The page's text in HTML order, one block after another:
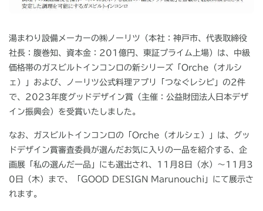
湯まわり設備メーカーの㈱ノーリツ（本社：神戸市、代表取締役
社長：腹巻知、資本金： 201 億円、東証プライム上場）は、中級
価格帯のガスビルトインコンロの新シリーズ「Orche （オルシ
ェ）」および、ノーリツ公式料理アプリ「つなぐレシピ」の2件
で、 2023年度グッドデザイン賞（主催：公益財団法人日本デザ
イン振興会）を受賞いたしました。
なお、ガスビルトインコンロの「Orche （オルシェ）」は、グッ
ドデザイン賞審査委員が選んだお気に入りの一品を紹介する、企
画展「私の選んだ一品」にも選出され、
11 月 8 日（水）～ 11 月 3
0 日（木）まで、「GOOD DESIGN Marunouchi 」にて展示さ
れます。